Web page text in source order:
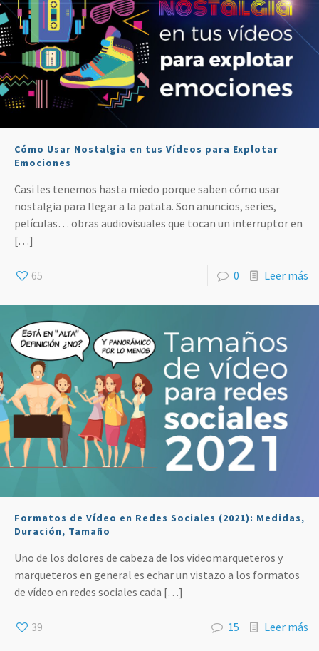
Cómo Usar Nostalgia en tus Vídeos para Explotar
Emociones
Casi les tenemos hasta miedo porque saben cómo usar
nostalgia para llegar a la patata. Son anuncios, series,
películas… obras audiovisuales que tocan un interruptor en
[…]
65 0 Leer más
Formatos de Vídeo en Redes Sociales (2021): Medidas,
Duración, Tamaño
Uno de los dolores de cabeza de los videomarqueteros y
marqueteros en general es echar un vistazo a los formatos
de vídeo en redes sociales cada […]
39 15 Leer más